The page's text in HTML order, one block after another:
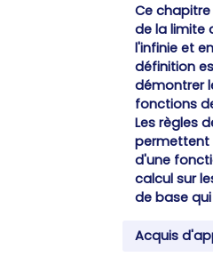
Ce
de la limite
l'infinie et
définition
démontrer
fonctions
Les règles
permettent
d'une
calcul sur
de base
Acquis